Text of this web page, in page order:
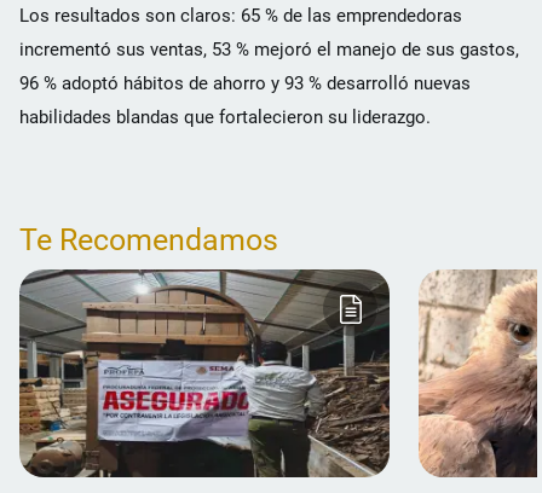
Los resultados son claros: 65 % de las emprendedoras
incrementó sus ventas, 53 % mejoró el manejo de sus gastos,
96 % adoptó hábitos de ahorro y 93 % desarrolló nuevas
habilidades blandas que fortalecieron su liderazgo.
Te Recomendamos